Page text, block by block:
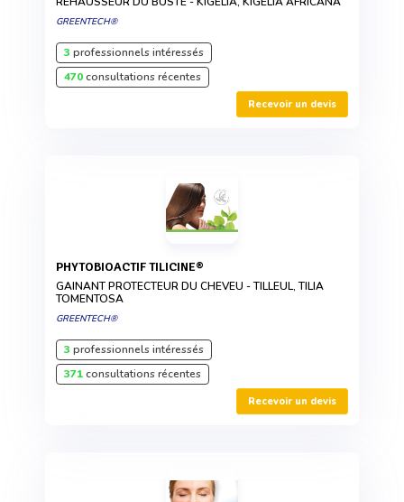
GREENTECH®
3 professionnels intéressés
470consultations récentes
Recevoir un devis
PHYTOBIOACTIF TILICINE®
GAINANT PROTECTEUR DU CHEVEU - TILLEUL, TILIA
TOMENTOSA
GREENTECH®
3 professionnels intéressés
371consultations récentes
Recevoir un devis